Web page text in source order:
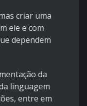
criar uma
ele e com
dependem
da
linguagem
entre em